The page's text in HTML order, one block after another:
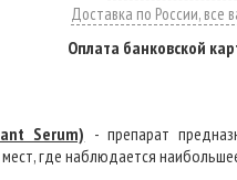
Доставка по России, все
Оплата банковской
Serum) - препарат
мест, где наблюдается